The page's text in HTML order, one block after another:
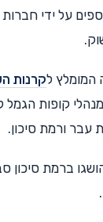
על ידי חברות
המומלץ לקרנות
קופות
עבר ורמת סיכון.
ברמת סיכון